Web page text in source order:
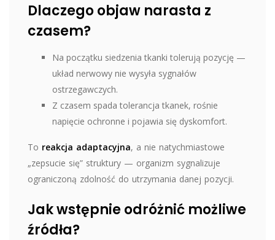
Dlaczego objaw narasta z
czasem?
Na początku siedzenia tkanki tolerują pozycję —
układ nerwowy nie wysyła sygnałów
ostrzegawczych.
Z czasem spada tolerancja tkanek, rośnie
napięcie ochronne i pojawia się dyskomfort.
To reakcja adaptacyjna, a nie natychmiastowe
„zepsucie się” struktury — organizm sygnalizuje
ograniczoną zdolność do utrzymania danej pozycji.
Jak wstępnie odróżnić możliwe
źródła?